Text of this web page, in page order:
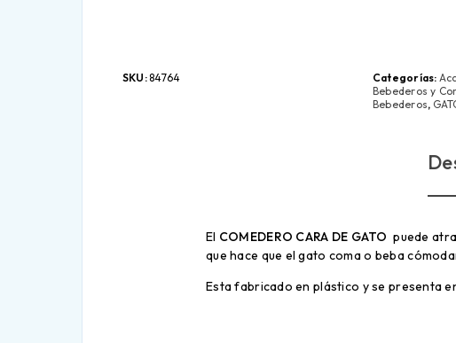
SKU:84764 Categorías:
Bebederos y
Bebederos,
El COMEDERO CARA DE GATO puede
que hace que el gato coma o beba
Esta fabricado en plástico y se presenta